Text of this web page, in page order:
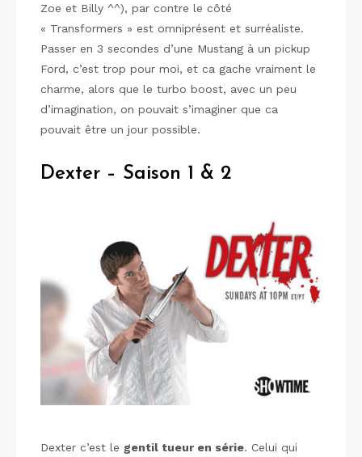
Zoe et Billy ^^), par contre le côté
« Transformers » est omniprésent et surréaliste.
Passer en 3 secondes d’une Mustang à un pickup
Ford, c’est trop pour moi, et ca gache vraiment le
charme, alors que le turbo boost, avec un peu
d’imagination, on pouvait s’imaginer que ca
pouvait être un jour possible.
Dexter – Saison 1 & 2
Dexter c’est le gentil tueur en série. Celui qui